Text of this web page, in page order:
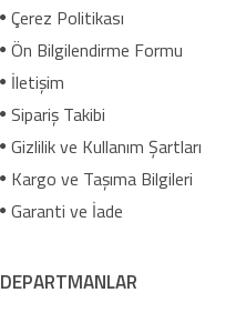
Çerez Politikası
Ön Bilgilendirme Formu
İletişim
Sipariş Takibi
Gizlilik ve Kullanım Şartları
Kargo ve Taşıma Bilgileri
Garanti ve İade
DEPARTMANLAR